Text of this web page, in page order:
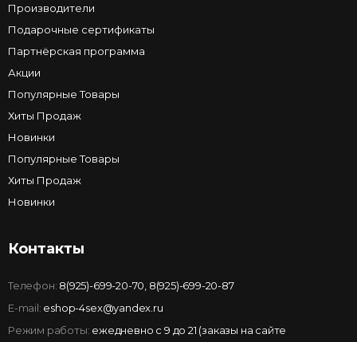
Производители
Подарочные сертификаты
Партнёрская программа
Акции
Популярные Товары
Хиты Продаж
Новинки
Популярные Товары
Хиты Продаж
Новинки
Контакты
Телефон: 8(925)-699-20-70 8(925)-699-20-87
E-mail: eshop-4sex@yandex.ru
Режим работы: ежедневно с 9 до 21 (заказы на сайте